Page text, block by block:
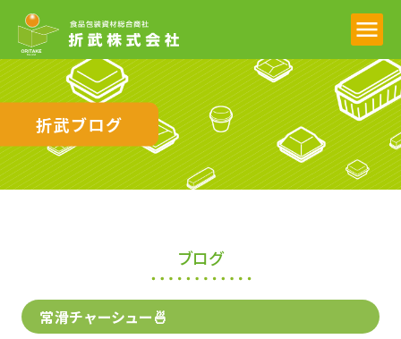
折武ブログ
ブログ
常滑チャーシュー🍜